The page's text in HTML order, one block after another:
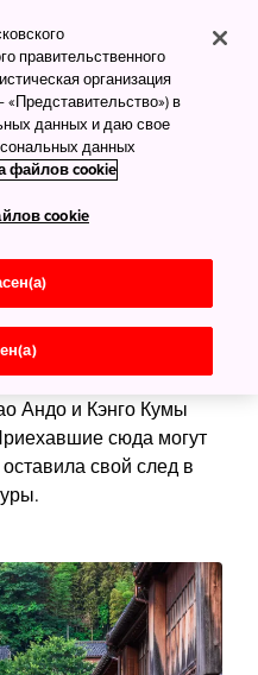
как сама
построек уходит
в
и
архитектура, от
наших дней,
миру множество
Андо и Кэнго Кумы
сюда могут
свой след в
правительственного
организация
в
данных и даю свое
данных
файлов cookie
cookie